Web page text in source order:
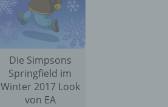
Die Simpsons
Springfield im
Winter 2017 Look
von EA